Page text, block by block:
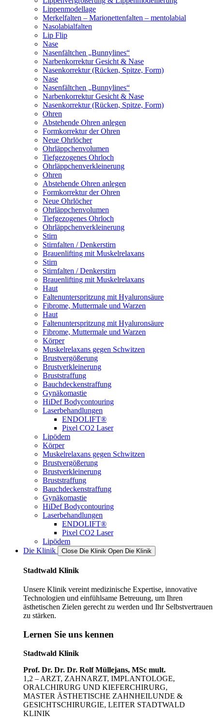
Lippenmodellage
Merkelfalten – Marionettenfalten – mentolabial
Nasolabialfalten
Lip Flip
Nase
Nasenfältchen „Bunnylines“
Narbenkorrektur Gesicht & Nase
Nasenkorrektur (Rücken, Spitze, Form)
Nase
Nasenfältchen „Bunnylines“
Narbenkorrektur Gesicht & Nase
Nasenkorrektur (Rücken, Spitze, Form)
Ohren
Abstehende Ohren anlegen
Formkorrektur der Ohren
Neue Ohrlöcher
Ohrläppchenvolumen
Tiefgezogenes Ohrloch
Ohrläppchenverkleinerung
Ohren
Abstehende Ohren anlegen
Formkorrektur der Ohren
Neue Ohrlöcher
Ohrläppchenvolumen
Tiefgezogenes Ohrloch
Ohrläppchenverkleinerung
Stirn
Stirnfalten / Denkerstirn
Brauenlifting mit Muskelrelaxans
Stirn
Stirnfalten / Denkerstirn
Brauenlifting mit Muskelrelaxans
Haut
Faltenunterspritzung mit Hyaluronsäure
Fibrome, Muttermale und Warzen
Haut
Faltenunterspritzung mit Hyaluronsäure
Fibrome, Muttermale und Warzen
Körper
Muskelrelaxans gegen Schwitzen
Brustvergößerung
Brustverkleinerung
Bruststraffung
Bauchdeckenstraffung
Gynäkomastie
HiDef Bodycontouring
Laserbehandlungen
ENDOLIFT®
Pixel CO2 Laser
Lipödem
Körper
Muskelrelaxans gegen Schwitzen
Brustvergößerung
Brustverkleinerung
Bruststraffung
Bauchdeckenstraffung
Gynäkomastie
HiDef Bodycontouring
Laserbehandlungen
ENDOLIFT®
Pixel CO2 Laser
Lipödem
Die Klinik
Close Die Klinik Open Die Klinik
Stadtwald Klinik
Unsere Klinik vereint medizinische Expertise, innovative
Technologien und einfühlsame Betreuung, um Ihren
ästhetischen Zielen gerecht zu werden und Ihr Selbstvertrauen
zu stärken.
Lernen Sie uns kennen
Stadtwald Klinik
Prof. Dr. Dr. Dr. Rolf Müllejans, MSc mult.
1,2 – ARZT, ZAHNARZT, IMPLANTOLOGE,
ORALCHIRURG UND KIEFERCHIRURG,
MASTER ÄSTHETISCHE ZAHNHEILUNDE &
GESICHTSCHIRURGIE, LEITER STADTWALD
KLINIK